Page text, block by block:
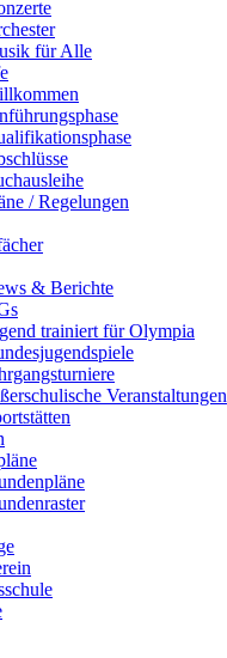
für Alle
/ Regelungen
& Berichte
trainiert für Olympia
Veranstaltungen